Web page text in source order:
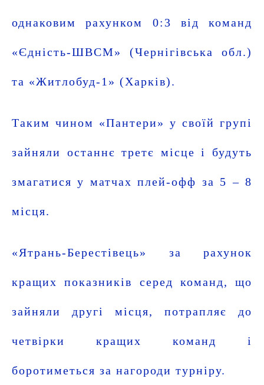
однаковим рахунком 0:3 від команд
«Єдність-ШВСМ» (Чернігівська обл.)
та «Житлобуд-1» (Харків).
Таким чином «Пантери» у своїй групі
зайняли останнє третє місце і будуть
змагатися у матчах плей-офф за 5 – 8
місця.
«Ятрань-Берестівець» за рахунок
кращих показників серед команд, що
зайняли другі місця, потрапляє до
четвірки кращих команд і
боротиметься за нагороди турніру.